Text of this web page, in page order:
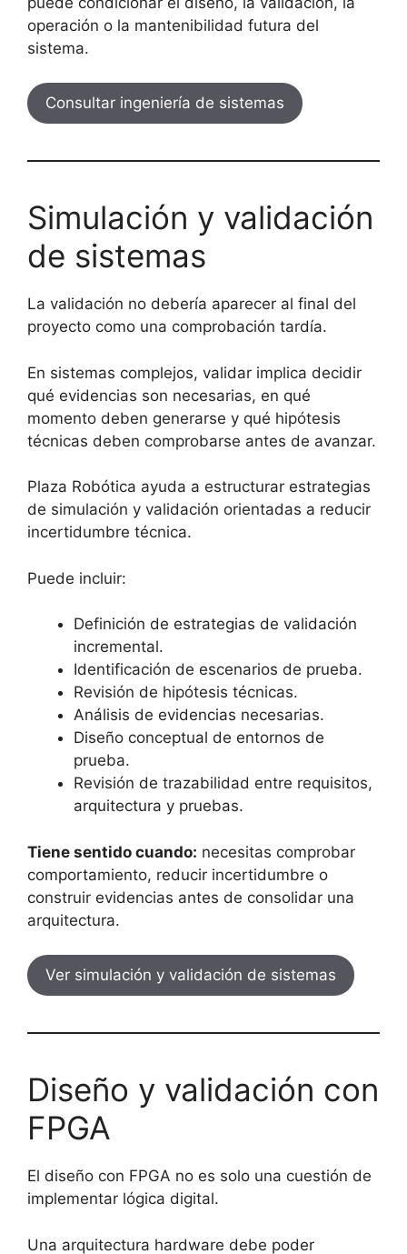
operación o la mantenibilidad futura del
sistema.
Consultar ingeniería de sistemas
Simulación y validación
de sistemas
La validación no debería aparecer al final del
proyecto como una comprobación tardía.
En sistemas complejos, validar implica decidir
qué evidencias son necesarias, en qué
momento deben generarse y qué hipótesis
técnicas deben comprobarse antes de avanzar.
Plaza Robótica ayuda a estructurar estrategias
de simulación y validación orientadas a reducir
incertidumbre técnica.
Puede incluir:
Definición de estrategias de validación
incremental.
Identificación de escenarios de prueba.
Revisión de hipótesis técnicas.
Análisis de evidencias necesarias.
Diseño conceptual de entornos de
prueba.
Revisión de trazabilidad entre requisitos,
arquitectura y pruebas.
Tiene sentido cuando: necesitas comprobar
comportamiento, reducir incertidumbre o
construir evidencias antes de consolidar una
arquitectura.
Ver simulación y validación de sistemas
Diseño y validación con
FPGA
El diseño con FPGA no es solo una cuestión de
implementar lógica digital.
Una arquitectura hardware debe poder